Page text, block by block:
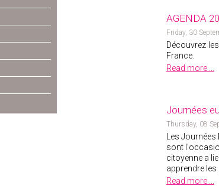
AGENDA
Friday, 30
Découvrez
France.
Read more ...
Journées
Thursday, 08
Les
sont
citoyenne a
apprendre
Read more ...